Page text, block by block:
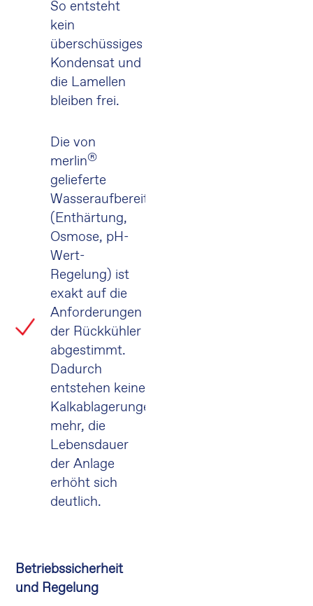
So entsteht
kein
überschüssiges
Kondensat und
die Lamellen
bleiben frei.
Die von
merlin®
gelieferte
Wasseraufbereitung
(Enthärtung,
Osmose, pH-
Wert-
Regelung) ist
exakt auf die
Anforderungen
der Rückkühler
abgestimmt.
Dadurch
entstehen keine
Kalkablagerungen
mehr, die
Lebensdauer
der Anlage
erhöht sich
deutlich.
Betriebssicherheit
und Regelung